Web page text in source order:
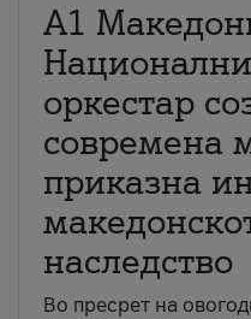
А1
оркестар
современа
приказна
наследство
Во пресрет на